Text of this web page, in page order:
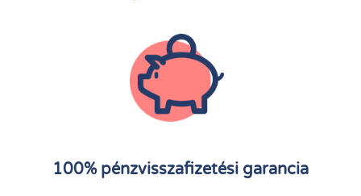
100% pénzvisszafizetési garancia